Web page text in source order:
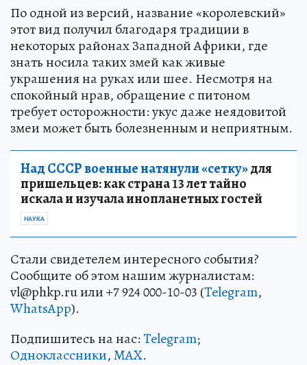
По одной из версий, название «королевский»
этот вид получил благодаря традиции в
некоторых районах Западной Африки, где
знать носила таких змей как живые
украшения на руках или шее. Несмотря на
спокойный нрав, обращение с питоном
требует осторожности: укус даже неядовитой
змеи может быть болезненным и неприятным.
Над СССР военные натянули «сетку»для
пришельцев: как страна 13 лет тайно
искала и изучала инопланетных гостей
НАУКА
Стали свидетелем интересного события?
Сообщите об этом нашим журналистам:
vl@phkp.ru или +7 924 000-10-03 (Telegram,
WhatsApp).
Подпишитесь на нас:Telegram;
Одноклассники,MAX.